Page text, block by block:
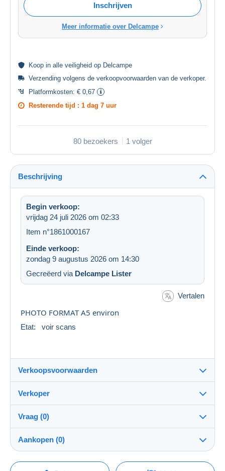
Inschrijven
Meer informatie over Delcampe
Koop in alle veiligheid op Delcampe
Verzending volgens de verkoopvoorwaarden van de verkoper.
Platformkosten: € 0,67
Resterende tijd : 1 dag 7 uur
80 bezoekers 1 volger
Beschrijving
Begin verkoop:
vrijdag 24 juli 2026 om 02:33
Item n°1861000167
Einde verkoop:
zondag 9 augustus 2026 om 14:30
Gecreëerd via Delcampe Lister
Vertalen
PHOTO FORMAT A5 environ
Etat: voir scans
Verkoopsvoorwaarden
Bestemming:
Zie de lijst van landen
Verzending:
Verzending na betaling
Voor rekening van de verkoper
Verkoper
multicollections46100%(34703x)
PRO
Winkel
Vraag (0)
Aankopen (0)